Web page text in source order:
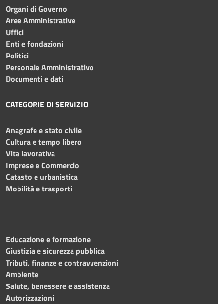
Organi di Governo
Aree Amministrative
Uffici
Enti e fondazioni
Politici
Personale Amministrativo
Documenti e dati
CATEGORIE DI SERVIZIO
Anagrafe e stato civile
Cultura e tempo libero
Vita lavorativa
Imprese e Commercio
Catasto e urbanistica
Mobilità e trasporti
Educazione e formazione
Giustizia e sicurezza pubblica
Tributi, finanze e contravvenzioni
Ambiente
Salute, benessere e assistenza
Autorizzazioni